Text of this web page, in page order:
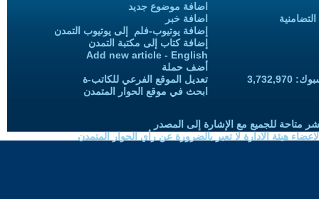
اضافة موضوع جديد
اضافة خبر
إضافة يوتيوب-فلم إلى يوتيوب التمدن
إضافة كتاب إلى مكتبة التمدن
Add new article - English
أضف حملة
تعديل الموقع الفرعي للكاتب-ة
ابحث في موقع الحوار المتمدن
متاحة للجميع مع الإشارة إلى المصدر
هيئة الادارة لا تعبر بالضرورة عن رأي الحوار المتمدن